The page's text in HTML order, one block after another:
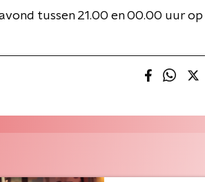
tussen 21.00 en 00.00 uur op